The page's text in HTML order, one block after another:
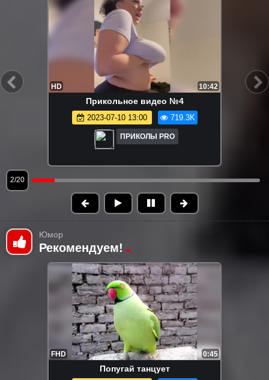
FHD 30:02
Кошки ПРОТИВ собак Подборка
веселых видео о кошках и собаках
2025-01-27 00:06 536.2K
3/20
Юмор
Рекомендуем!
FHD 0:45
Попугай танцует